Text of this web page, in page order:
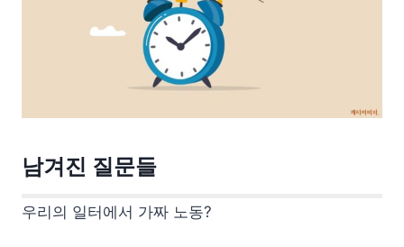
남겨진 질문들
우리의 일터에서 가짜 노동?